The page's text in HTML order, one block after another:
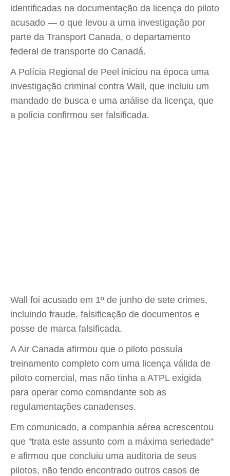
identificadas na documentação da licença do piloto
acusado — o que levou a uma investigação por
parte da Transport Canada, o departamento
federal de transporte do Canadá.
A Polícia Regional de Peel iniciou na época uma
investigação criminal contra Wall, que incluiu um
mandado de busca e uma análise da licença, que
a polícia confirmou ser falsificada.
Wall foi acusado em 1º de junho de sete crimes,
incluindo fraude, falsificação de documentos e
posse de marca falsificada.
A Air Canada afirmou que o piloto possuía
treinamento completo com uma licença válida de
piloto comercial, mas não tinha a ATPL exigida
para operar como comandante sob as
regulamentações canadenses.
Em comunicado, a companhia aérea acrescentou
que "trata este assunto com a máxima seriedade"
e afirmou que concluiu uma auditoria de seus
pilotos, não tendo encontrado outros casos de